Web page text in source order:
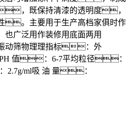
，既保持清漆的透明度，
。主要用于生产高档家俱时作
广泛用作装修用底面两用
动筛物理理指标：外
值：6-7平均粒径：
2.7g/ml吸 油 量：